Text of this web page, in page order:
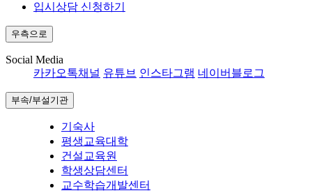
입시상담 신청하기
우측으로
Social Media
카카오톡채널 유튜브 인스타그램 네이버블로그
부속/부설기관
기숙사
평생교육대학
건설교육원
학생상담센터
교수학습개발센터